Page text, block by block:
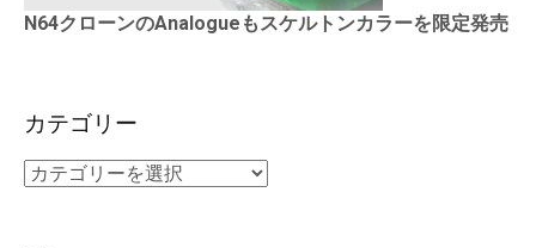
N64クローンのAnalogueもスケルトンカラーを限定発売
カテゴリー